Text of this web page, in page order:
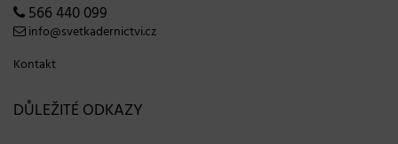
566 440 099
info@svetkadernictvi.cz
Kontakt
DŮLEŽITÉ ODKAZY